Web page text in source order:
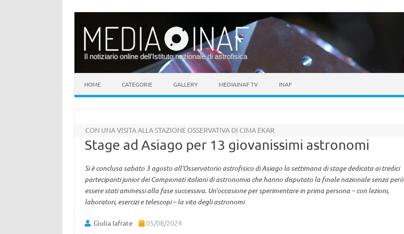
Il notiziario online dell’Istituto nazionale di astrofisica
HOME CATEGORIE GALLERY MEDIAINAF TV INAF
CON UNA VISITA ALLA STAZIONE OSSERVATIVA DI CIMA EKAR
Stage ad Asiago per 13 giovanissimi astronomi
Si è conclusa sabato 3 agosto all’Osservatorio astrofisico di Asiago la settimana di stage dedicata ai tredici
partecipanti junior dei Campionati italiani di astronomia che hanno disputato la finale nazionale senza però
essere stati ammessi alla fase successiva. Un’occasione per sperimentare in prima persona – con lezioni,
laboratori, esercizi e telescopi – la vita degli astronomi
Giulia Iafrate 05/08/2024